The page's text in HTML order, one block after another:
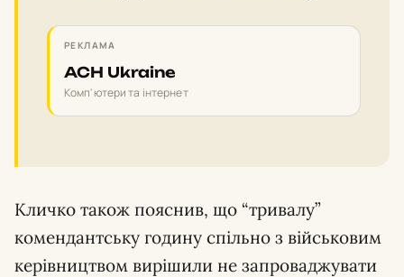
РЕКЛАМА
ACH Ukraine
Комп'ютери та інтернет
Кличко також пояснив, що “тривалу”
комендантську годину спільно з військовим
керівництвом вирішили не запроваджувати